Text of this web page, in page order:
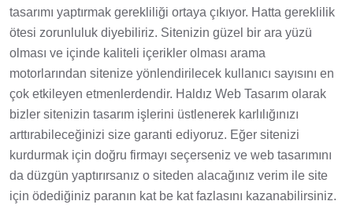
tasarımı yaptırmak gerekliliği ortaya çıkıyor. Hatta gereklilik
ötesi zorunluluk diyebiliriz. Sitenizin güzel bir ara yüzü
olması ve içinde kaliteli içerikler olması arama
motorlarından sitenize yönlendirilecek kullanıcı sayısını en
çok etkileyen etmenlerdendir. Haldız Web Tasarım olarak
bizler sitenizin tasarım işlerini üstlenerek karlılığınızı
arttırabileceğinizi size garanti ediyoruz. Eğer sitenizi
kurdurmak için doğru firmayı seçerseniz ve web tasarımını
da düzgün yaptırırsanız o siteden alacağınız verim ile site
için ödediğiniz paranın kat be kat fazlasını kazanabilirsiniz.